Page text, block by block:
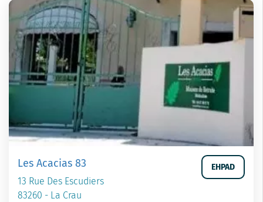
Les Acacias 83
13 Rue Des Escudiers
83260 - La Crau
EHPAD